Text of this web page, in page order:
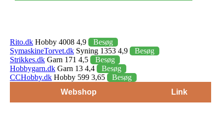
Rito.dk Hobby 4008 4,9
Besøg
SymaskineTorvet.dk Syning 1353 4,9
Besøg
Strikkes.dk Garn 171 4,5
Besøg
Hobbygarn.dk Garn 13 4,4
Besøg
CCHobby.dk Hobby 599 3,65
Besøg
Webshop
Link